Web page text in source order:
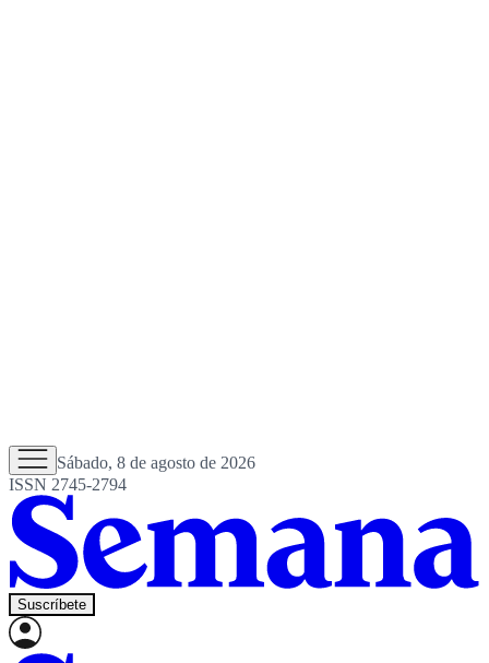
Sábado, 8 de agosto de 2026
ISSN 2745-2794
Suscríbete